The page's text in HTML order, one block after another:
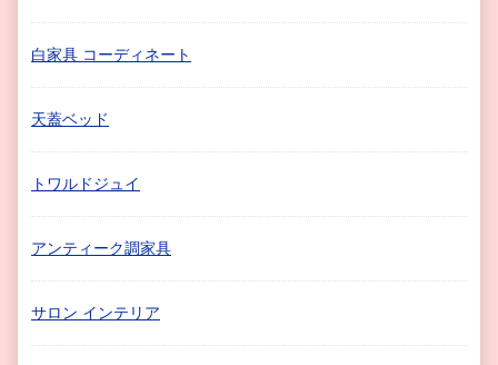
白家具 コーディネート
天蓋ベッド
トワルドジュイ
アンティーク調家具
サロン インテリア